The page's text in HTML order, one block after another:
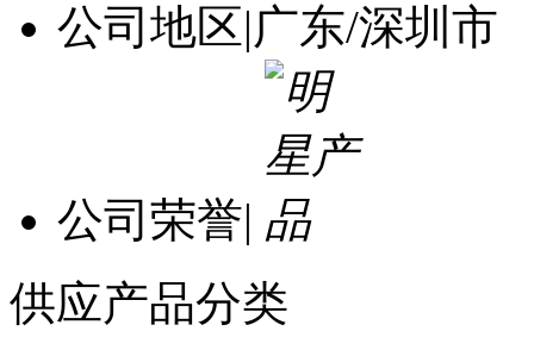
公司地区|广东/深圳市
公司荣誉|
供应产品分类